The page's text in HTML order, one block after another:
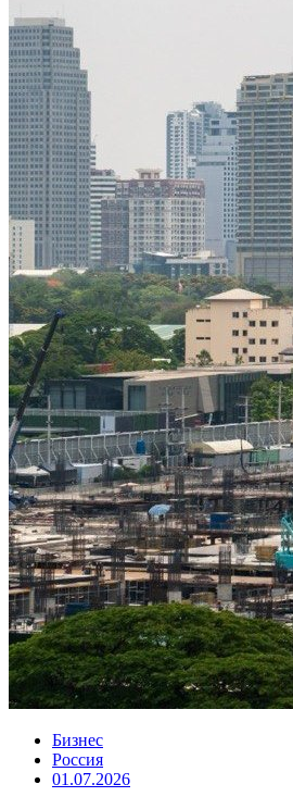
Бизнес
Россия
01.07.2026